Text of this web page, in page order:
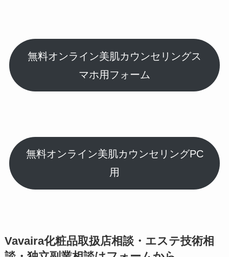
無料オンライン美肌カウンセリングス
マホ用フォーム
無料オンライン美肌カウンセリングPC
用
Vavaira化粧品取扱店相談・エステ技術相